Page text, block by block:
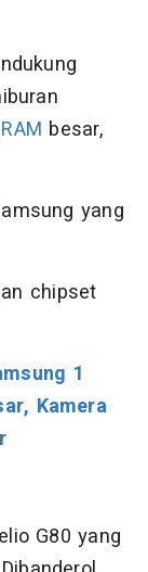
RAM besar,
yang
chipset
1
Kamera
G80 yang